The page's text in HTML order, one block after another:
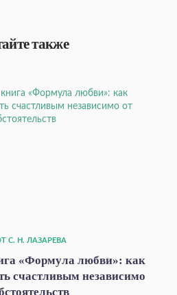
также
С. Н. ЛАЗАРЕВА
«Формула любви»: как
счастливым независимо